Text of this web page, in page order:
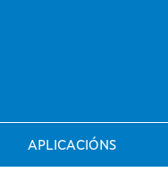
APLICACIÓNS